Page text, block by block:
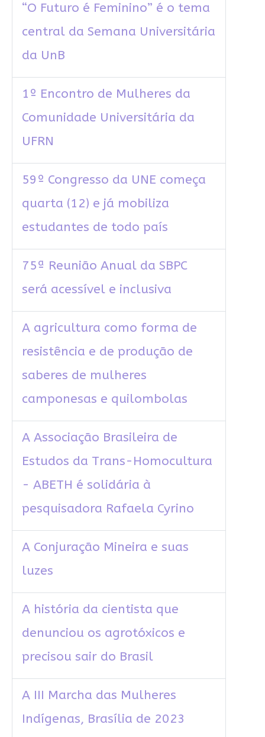
“O Futuro é Feminino” é o tema
central da Semana Universitária
da UnB
1º Encontro de Mulheres da
Comunidade Universitária da
UFRN
59º Congresso da UNE começa
quarta (12) e já mobiliza
estudantes de todo país
75ª Reunião Anual da SBPC
será acessível e inclusiva
A agricultura como forma de
resistência e de produção de
saberes de mulheres
camponesas e quilombolas
A Associação Brasileira de
Estudos da Trans-Homocultura
- ABETH é solidária à
pesquisadora Rafaela Cyrino
A Conjuração Mineira e suas
luzes
A história da cientista que
denunciou os agrotóxicos e
precisou sair do Brasil
A III Marcha das Mulheres
Indígenas, Brasília de 2023